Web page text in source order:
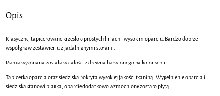
Opis
Klasyczne, tapicerowane krzesło o prostych liniach i wysokim oparciu. Bardzo dobrze
współgra w zestawieniu z jadalnianymi stołami.
Rama wykonana została w całości z drewna barwionego na kolor sepii.
Tapicerka oparcia oraz siedziska pokryta wysokiej jakości tkaniną. Wypełnienie oparcia i
siedziska stanowi pianka, oparcie dodatkowo wzmocnione zostało płytą.